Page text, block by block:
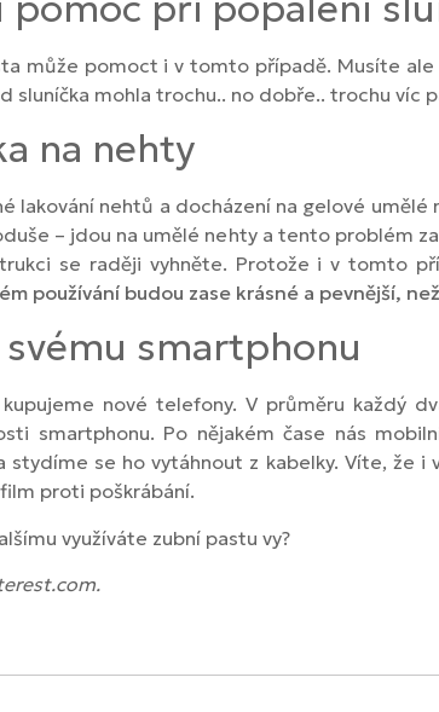
může pomoct i v tomto případě. Musíte
sluníčka mohla trochu.. no dobře.. trochu
na nehty
lakování nehtů a docházení na gelové
– jdou na umělé nehty a tento problém
se raději vyhněte. Protože i v tomto
používání budou zase krásné a pevnější,
svému smartphonu
nové telefony. V průměru každý
smartphonu. Po nějakém čase nás
stydíme se ho vytáhnout z kabelky. Víte, že
proti poškrábání.
využíváte zubní pastu vy?